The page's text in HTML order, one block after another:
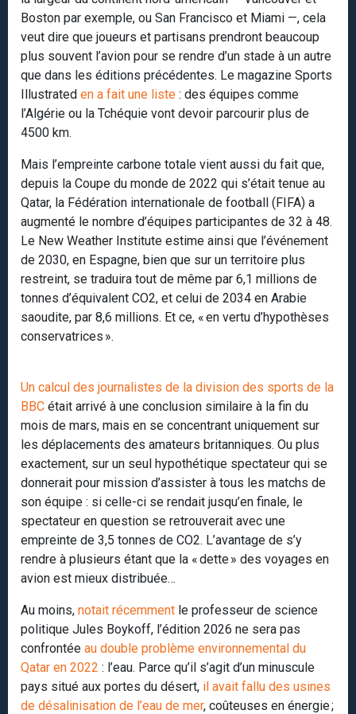
Boston par exemple, ou San Francisco et Miami —, cela
veut dire que joueurs et partisans prendront beaucoup
plus souvent l’avion pour se rendre d’un stade à un autre
que dans les éditions précédentes. Le magazine Sports
Illustrated en a fait une liste : des équipes comme
l’Algérie ou la Tchéquie vont devoir parcourir plus de
4500 km.
Mais l’empreinte carbone totale vient aussi du fait que,
depuis la Coupe du monde de 2022 qui s’était tenue au
Qatar, la Fédération internationale de football (FIFA) a
augmenté le nombre d’équipes participantes de 32 à 48.
Le New Weather Institute estime ainsi que l’événement
de 2030, en Espagne, bien que sur un territoire plus
restreint, se traduira tout de même par 6,1 millions de
tonnes d’équivalent CO2, et celui de 2034 en Arabie
saoudite, par 8,6 millions. Et ce, « en vertu d’hypothèses
conservatrices ».
Un calcul des journalistes de la division des sports de la
BBC était arrivé à une conclusion similaire à la fin du
mois de mars, mais en se concentrant uniquement sur
les déplacements des amateurs britanniques. Ou plus
exactement, sur un seul hypothétique spectateur qui se
donnerait pour mission d’assister à tous les matchs de
son équipe : si celle-ci se rendait jusqu’en finale, le
spectateur en question se retrouverait avec une
empreinte de 3,5 tonnes de CO2. L’avantage de s’y
rendre à plusieurs étant que la « dette » des voyages en
avion est mieux distribuée…
Au moins, notait récemment le professeur de science
politique Jules Boykoff, l’édition 2026 ne sera pas
confrontée au double problème environnemental du
Qatar en 2022 : l’eau. Parce qu’il s’agit d’un minuscule
pays situé aux portes du désert, il avait fallu des usines
de désalinisation de l’eau de mer, coûteuses en énergie ;